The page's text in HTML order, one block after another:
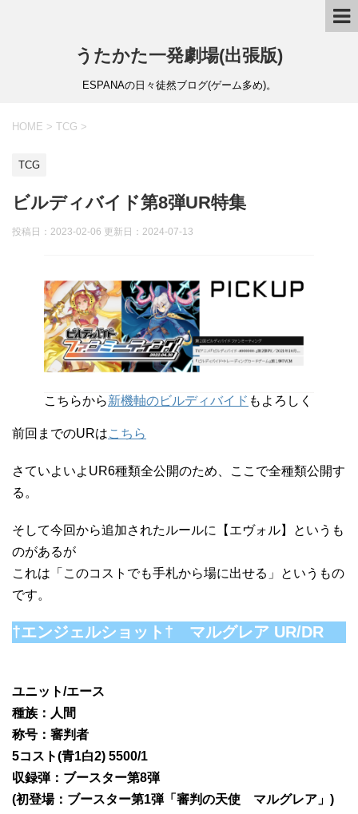
うたかた一発劇場(出張版)
ESPANAの日々徒然ブログ(ゲーム多め)。
HOME > TCG >
TCG
ビルディバイド第8弾UR特集
投稿日：2023-02-06 更新日： 2024-07-13
こちらから新機軸のビルディバイド もよろしく
前回までのURはこちら
さていよいよUR6種類全公開のため、ここで全種類公開す
る。
そして今回から追加されたルールに【エヴォル】というも
のがあるが
これは「このコストでも手札から場に出せる」というもの
です。
†エンジェルショット† マルグレア UR/DR
ユニット/エース
種族：人間
称号：審判者
5コスト(青1白2) 5500/1
収録弾：ブースター第8弾
(初登場：ブースター第1弾「審判の天使 マルグレア」)